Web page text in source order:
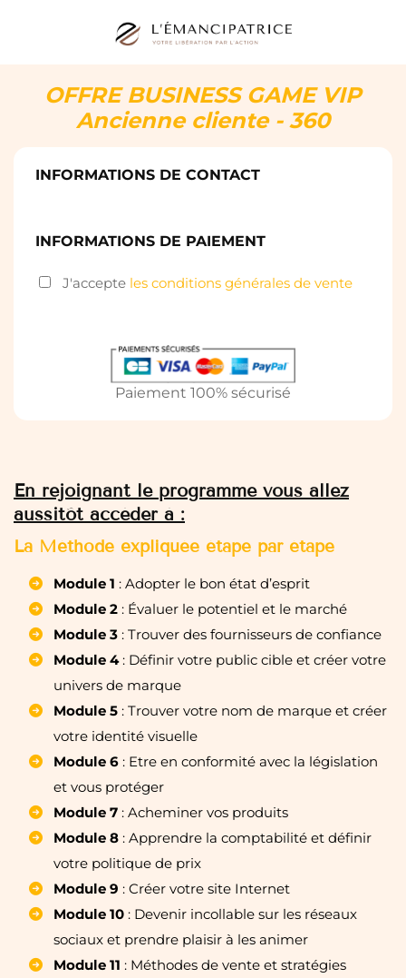
OFFRE BUSINESS GAME VIP
Ancienne cliente - 360
INFORMATIONS DE CONTACT
INFORMATIONS DE PAIEMENT
J'accepte les conditions générales de vente
Paiement 100% sécurisé
En rejoignant le programme vous allez
aussitôt accéder à :
La Méthode expliquée étape par étape
Module 1 : Adopter le bon état d’esprit
Module 2 : Évaluer le potentiel et le marché
Module 3: Trouver des fournisseurs de confiance
Module 4 : Définir votre public cible et créer votre
univers de marque
Module 5: Trouver votre nom de marque et créer
votre identité visuelle
Module 6: Etre en conformité avec la législation
et vous protéger
Module 7: Acheminer vos produits
Module 8: Apprendre la comptabilité et définir
votre politique de prix
Module 9 : Créer votre site Internet
Module 10: Devenir incollable sur les réseaux
sociaux et prendre plaisir à les animer
Module 11 : Méthodes de vente et stratégies